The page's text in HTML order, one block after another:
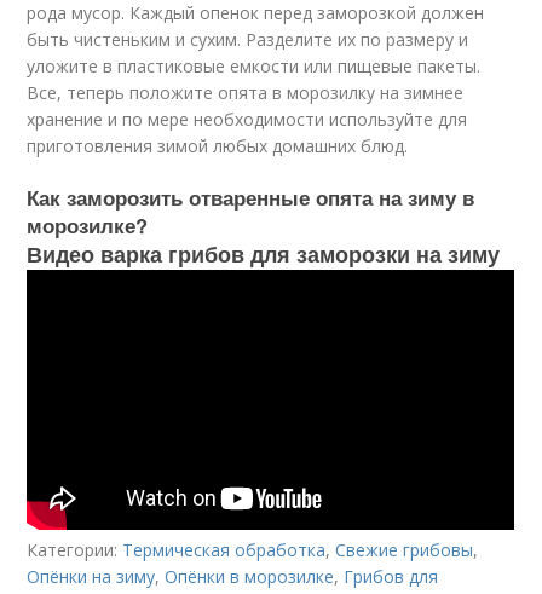
рода мусор. Каждый опенок перед заморозкой должен
быть чистеньким и сухим. Разделите их по размеру и
уложите в пластиковые емкости или пищевые пакеты.
Все, теперь положите опята в морозилку на зимнее
хранение и по мере необходимости используйте для
приготовления зимой любых домашних блюд.
Как заморозить отваренные опята на зиму в
морозилке?
Видео варка грибов для заморозки на зиму
Категории: Термическая обработка,Свежие грибовы,
Опёнки на зиму,Опёнки в морозилке, Грибов для